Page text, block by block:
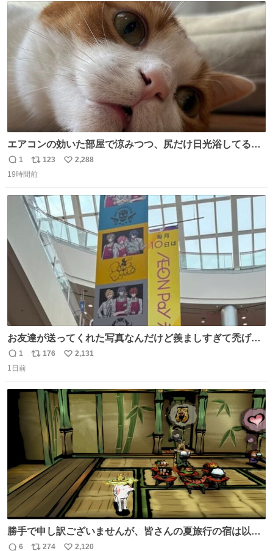
51％多く見積もっていた。
ト
数
数
エアコンの効いた部屋で涼みつつ、尻だけ日光浴してる猫
もはや貴族じゃん！
返
信
1
リ
ポ
ト
数
123
い
数
2,288
19時間前
お友達が送ってくれた写真なんだけど羨ましすぎて禿げそ
う
返
信
1
リ
ト
数
176
い
数
2,131
1日前
勝手で申し訳ございませんが、皆さんの夏旅行の宿は以下
のルールで決めさせてもらいます！ ←この投稿が1万いい
6 274 2,120